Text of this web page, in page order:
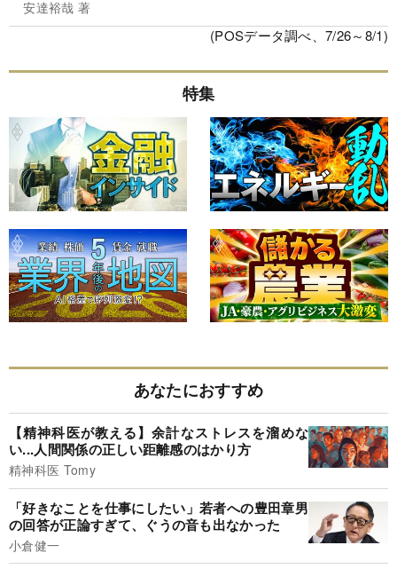
安達裕哉 著
(POSデータ調べ、7/26～8/1)
特集
あなたにおすすめ
【精神科医が教える】余計なストレスを溜めな
い...人間関係の正しい距離感のはかり方
精神科医 Tomy
「好きなことを仕事にしたい」若者への豊田章男
の回答が正論すぎて、ぐうの音も出なかった
小倉健一